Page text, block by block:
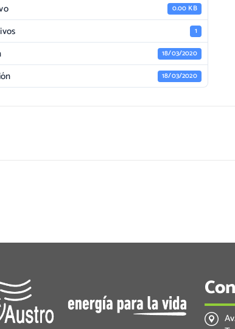
0.00 KB
1
18/03/2020
18/03/2020